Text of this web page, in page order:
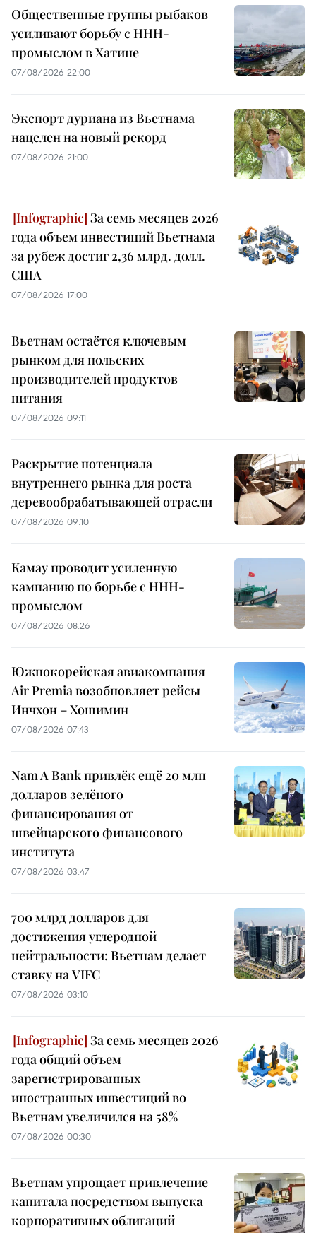
Общественные группы рыбаков
усиливают борьбу с ННН-
промыслом в Хатине
07/08/2026 22:00
Экспорт дуриана из Вьетнама
нацелен на новый рекорд
07/08/2026 21:00
За семь месяцев 2026
года объем инвестиций Вьетнама
за рубеж достиг 2,36 млрд. долл.
США
07/08/2026 17:00
Вьетнам остаётся ключевым
рынком для польских
производителей продуктов
питания
07/08/2026 09:11
Раскрытие потенциала
внутреннего рынка для роста
деревообрабатывающей отрасли
07/08/2026 09:10
Камау проводит усиленную
кампанию по борьбе с ННН-
промыслом
07/08/2026 08:26
Южнокорейская авиакомпания
Air Premia возобновляет рейсы
Инчхон – Хошимин
07/08/2026 07:43
Nam A Bank привлёк ещё 20 млн
долларов зелёного
финансирования от
швейцарского финансового
института
07/08/2026 03:47
700 млрд долларов для
достижения углеродной
нейтральности: Вьетнам делает
ставку на VIFC
07/08/2026 03:10
За семь месяцев 2026
года общий объем
зарегистрированных
иностранных инвестиций во
Вьетнам увеличился на 58%
07/08/2026 00:30
Вьетнам упрощает привлечение
капитала посредством выпуска
корпоративных облигаций